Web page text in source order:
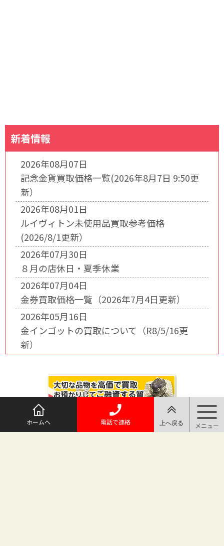
新着情報
2026年08月07日
記念金貨買取価格一覧(2026年8月7日 9:50更
新）
2026年08月01日
ルイヴィトン未使用品買取参考価格
(2026/8/1更新）
2026年07月30日
８月の店休日・夏季休業
2026年07月04日
金券買取価格一覧（2026年7月4日更新）
2026年05月16日
金インゴットの買取について（R8/5/16更
新）
ホームへ 電話で連絡